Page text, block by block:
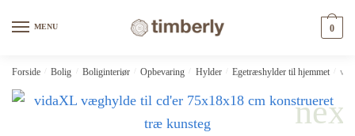
MENU 0
Forside Bolig Boliginteriør Opbevaring Hylder Egetræshylder til hjemmet